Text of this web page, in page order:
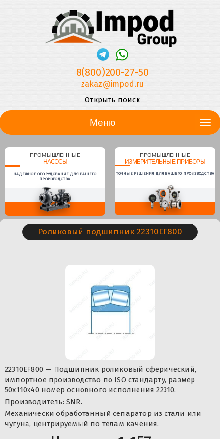
8(800)200-27-50
zakaz@impod.ru
Открыть поиск
Меню
ПРОМЫШЛЕННЫЕ
НАСОСЫ
НАДЕЖНОЕ ОБОРУДОВАНИЕ ДЛЯ ВАШЕГО
ПРОИЗВОДСТВА
ПРОМЫШЛЕННЫЕ
ИЗМЕРИТЕЛЬНЫЕ ПРИБОРЫ
ТОЧНЫЕ РЕШЕНИЯ ДЛЯ ВАШЕГО ПРОИЗВОДСТВА
Роликовый подшипник 22310EF800
22310EF800 — Подшипник роликовый сферический,
импортное производство по ISO стандарту, размер
50x110x40 номер основного исполнения 22310.
Производитель: SNR.
Механически обработанный сепаратор из стали или
чугуна, центрируемый по телам качения.